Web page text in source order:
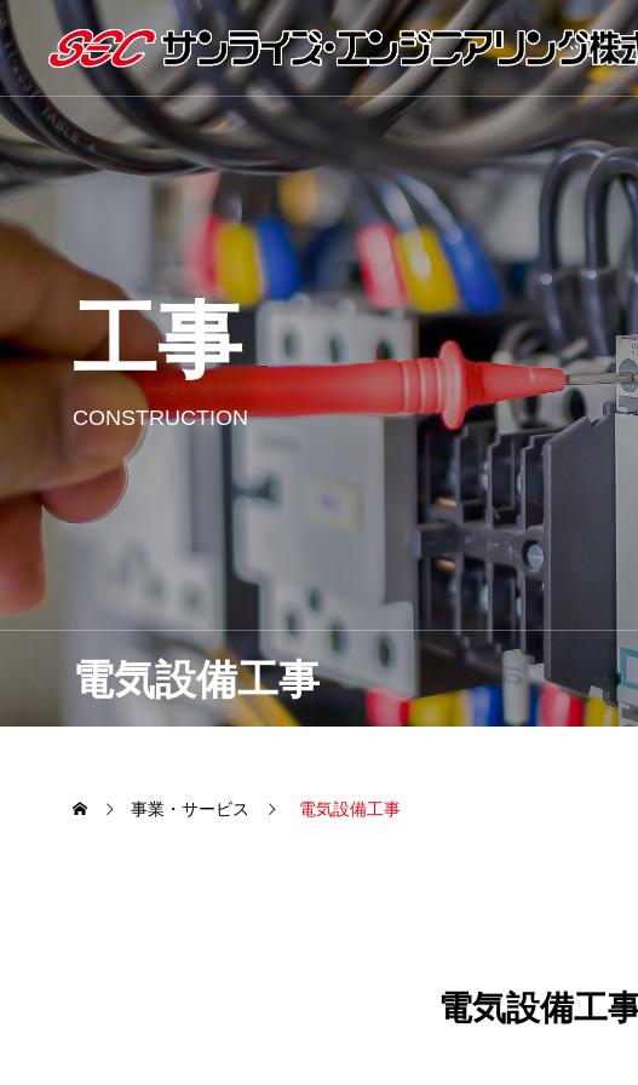
トップ
電気設備工事
工事
CONSTRUCTION
事業・サービス 電気設備工事
電気設備工